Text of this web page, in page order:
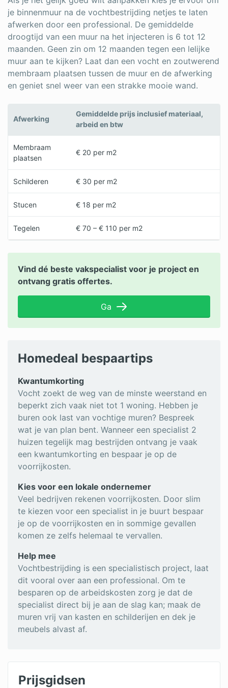
je binnenmuur na de vochtbestrijding netjes te laten
afwerken door een professional. De gemiddelde
droogtijd van een muur na het injecteren is 6 tot 12
maanden. Geen zin om 12 maanden tegen een lelijke
muur aan te kijken? Laat dan een vocht en zoutwerend
membraam plaatsen tussen de muur en de afwerking
en geniet snel weer van een strakke mooie wand.
Afwerking
Gemiddelde prijs inclusief materiaal,
arbeid en btw
Membraam
plaatsen
€ 20 per m2
Schilderen € 30 per m2
Stucen € 18 per m2
Tegelen € 70 – € 110 per m2
Vind dé beste vakspecialist voor je project en
ontvang gratis offertes.
Ga
Homedeal bespaartips
Kwantumkorting
Vocht zoekt de weg van de minste weerstand en
beperkt zich vaak niet tot 1 woning. Hebben je
buren ook last van vochtige muren? Bespreek
wat je van plan bent. Wanneer een specialist 2
huizen tegelijk mag bestrijden ontvang je vaak
een kwantumkorting en bespaar je op de
voorrijkosten.
Kies voor een lokale ondernemer
Veel bedrijven rekenen voorrijkosten. Door slim
te kiezen voor een specialist in je buurt bespaar
je op de voorrijkosten en in sommige gevallen
komen ze zelfs helemaal te vervallen.
Help mee
Vochtbestrijding is een specialistisch project, laat
dit vooral over aan een professional. Om te
besparen op de arbeidskosten zorg je dat de
specialist direct bij je aan de slag kan; maak de
muren vrij van kasten en schilderijen en dek je
meubels alvast af.
Prijsgidsen